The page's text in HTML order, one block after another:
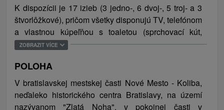
raňajková miestnosť a spoločenská miestnosť (kapacita
25 ľudí) s možnosťou konania rodinných osláv,
večierkov, ale aj kongresov a seminárov (zapožičať sa
dá aj konferenčná technika). Príjemne posedieť si je
možné na vonkajšej terase s pekným výhľadom na
mesto. Samozrejmosťou je bezplatné WiFi pripojenie
penziónu (možnosť parkovať aj v garáži penziónu).
Ubytovanie je vhodné pre obchodných cestujúcich,
K dispozícii je 17 izieb (3 jedno-, 6 dvoj-, 5 troj- a 3
štvorlôžkové), pričom všetky disponujú TV, telefónom
a vlastnou kúpeľňou s toaletou (sprchovací kút,
umývadlo). Niektoré izby majú aj klimatizáciu a
spoločenská miestnosť s kapacitou 25 osôb. Celková
kapacita ubytovania je 42 osôb.
ZOBRAZIT VÍCE
POLOHA
V bratislavskej mestskej časti Nové Mesto - Koliba,
neďaleko historického centra Bratislavy, na území
nazývanom "Zlatá Noha", v pokojnej časti v